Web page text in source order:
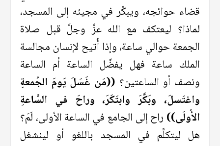
قضاء حوائجه، ويبكِّر في مجيئه إلى المسجد،
لماذا؟ ليعتكف مع الله عزَّ وجلَّ قبل صلاة
الجمعة حوالي ساعة، وإذا أُتيح لإنسان مجالسة
الملك ساعة فهل يفضِّل الساعة أم الساعة
ونصف أو الساعتين؟ ((مَن غَسَلَ يَومَ الجُمعةِ
واغتَسلَ، وبَكَّرَ وابتَكَرَ، وراحَ في السَّاعةِ
الأُولَى)) راح إلى الجامع في الساعة الأولى، لَمَ؟
هل ليتكلَّم في المسجد باللغو أو لينشغل